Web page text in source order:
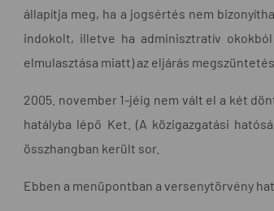
állapítja meg, ha a jogsértés nem
indokolt, illetve ha adminisztratív
elmulasztása miatt) az eljárás
2005. november 1-jéig nem vált el a két
hatályba lépő Ket. (A közigazgatási
összhangban került sor.
Ebben a menüpontban a versenytörvény